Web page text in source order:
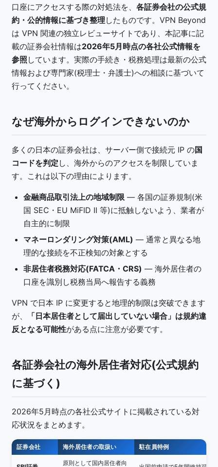
口座にアクセスする際の対処法を、 各証券会社の公式規
約・公的情報に基づき整理 したものです。VPN Beyond
は VPN 関連の独立レビューサイトであり、本記事に記
載の証券会社情報は2026年5月時点の各社公式情報を
参照 しています。実際の手続き・税務処理は最新の公式
情報および専門家(税理士・弁護士)への相談に基づいて
行ってください。
なぜ海外からログインできないのか
多くの日本の証券会社は、サーバー側で接続元 IP の国
コードを判定 し、海外からのアクセスを制限していま
す。これは以下の理由によります。
金融商品取引法上の地域制限 — 各国の証券規制(米
国 SEC・EU MiFID II 等)に抵触しないよう、業者が
自主的に制限
マネーロンダリング対策(AML) — 通常と異なる地
理的な接続を不正検知の対象とする
非居住者税務対応(FATCA・CRS) — 海外居住者の
口座を識別し税務当局へ報告する義務
VPN で日本 IP に変更すると地理的制限は突破できます
が、
「日本居住者として届出していない場合」は規約違
反となる可能性がある点に注意が必要です。
各証券会社の海外居住者対応(公式規約
に基づく)
2026年5月時点の各社公式サイトに掲載されている対
応状況をまとめます。
証券会社 海外居住者の取扱い 駐在員特例
原則として国内居住者向